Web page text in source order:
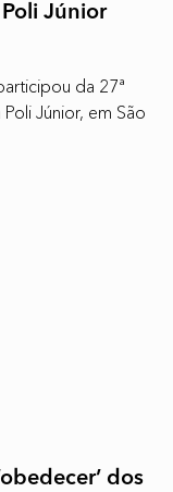
Júnior
da 27ª
Júnior, em São
dos